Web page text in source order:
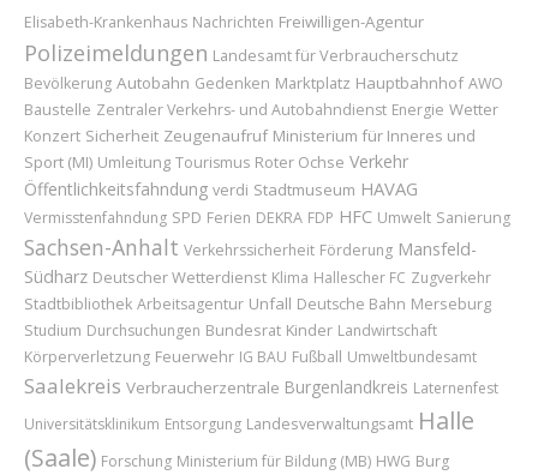
Elisabeth-Krankenhaus Nachrichten Freiwilligen-Agentur
Polizeimeldungen Landesamt für Verbraucherschutz
Bevölkerung Autobahn Gedenken Marktplatz Hauptbahnhof AWO
Baustelle Zentraler Verkehrs- und Autobahndienst Energie Wetter
Konzert Sicherheit Zeugenaufruf Ministerium für Inneres und
Sport (MI) Umleitung Tourismus Roter Ochse Verkehr
Öffentlichkeitsfahndung verdi Stadtmuseum HAVAG
Vermisstenfahndung SPD Ferien DEKRA FDP HFC Umwelt Sanierung
Sachsen-Anhalt Verkehrssicherheit Förderung Mansfeld-
Südharz Deutscher Wetterdienst Klima Hallescher FC Zugverkehr
Stadtbibliothek Arbeitsagentur Unfall Deutsche Bahn Merseburg
Studium Durchsuchungen Bundesrat Kinder Landwirtschaft
Körperverletzung Feuerwehr IG BAU Fußball Umweltbundesamt
Saalekreis Verbraucherzentrale Burgenlandkreis Laternenfest
Universitätsklinikum Entsorgung Landesverwaltungsamt Halle
(Saale) Forschung Ministerium für Bildung (MB) HWG Burg